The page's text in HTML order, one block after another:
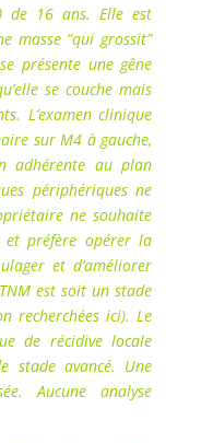
de 16 ans. Elle est
masse “qui grossit”
présente une gêne
se couche mais
L’examen clinique
sur M4 à gauche,
adhérente au plan
périphériques ne
ne souhaite
et préfère opérer la
et d’améliorer
est soit un stade
recherchées ici). Le
de récidive locale
stade avancé. Une
Aucune analyse